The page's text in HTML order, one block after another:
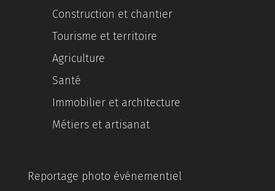
Construction et chantier
Tourisme et territoire
Agriculture
Santé
Immobilier et architecture
Métiers et artisanat
Reportage photo événementiel